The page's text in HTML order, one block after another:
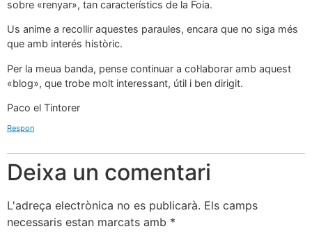
sobre «renyar», tan característics de la Foia.
Us anime a recollir aquestes paraules, encara que no siga més
que amb interés històric.
Per la meua banda, pense continuar a col·laborar amb aquest
«blog», que trobe molt interessant, útil i ben dirigit.
Paco el Tintorer
Respon
Deixa un comentari
L'adreça electrònica no es publicarà. Els camps
necessaris estan marcats amb *